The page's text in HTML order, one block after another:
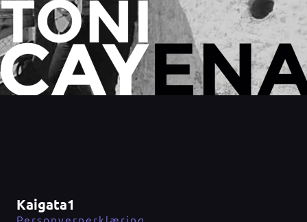
Kaigata1